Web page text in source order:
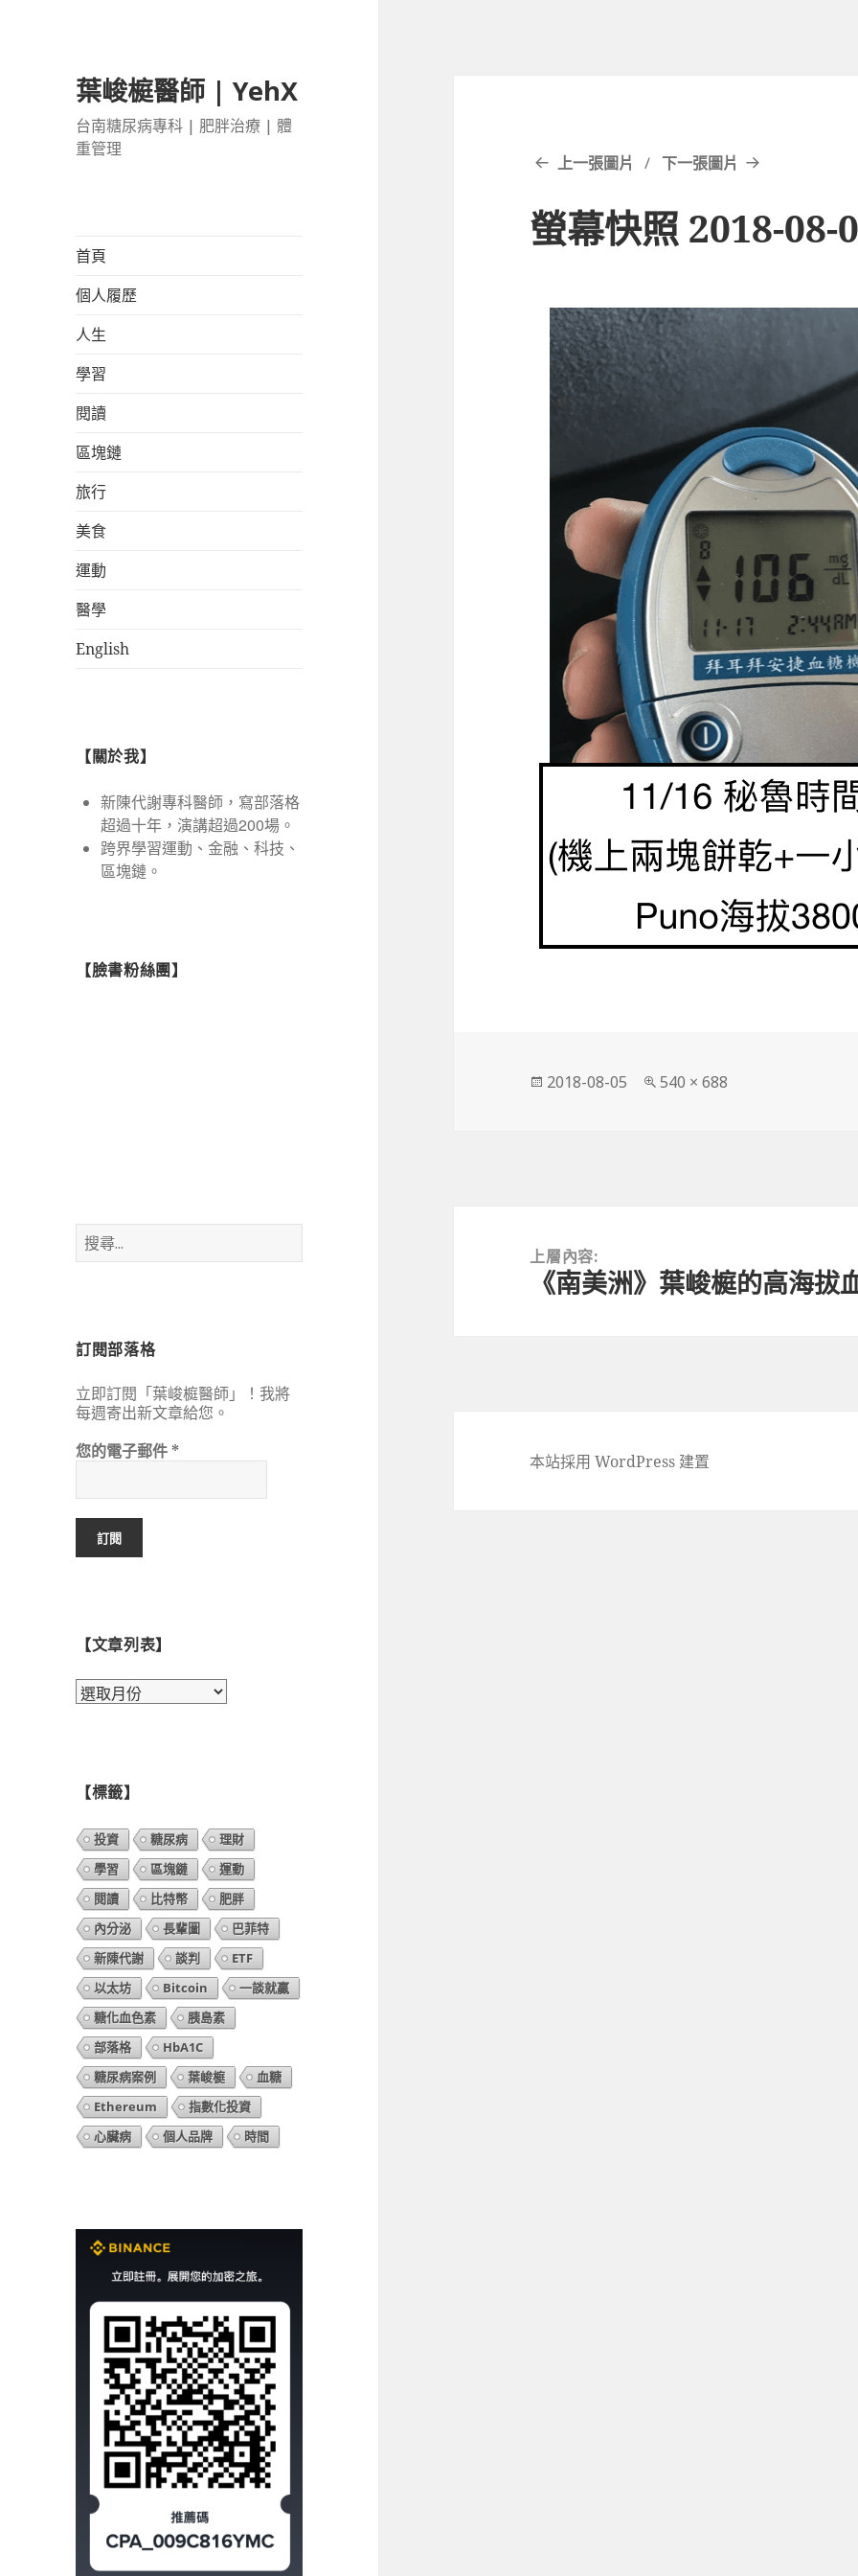
葉峻榳醫師 | YehX
台南糖尿病專科 | 肥胖治療 | 體
重管理
首頁
個人履歷
人生
學習
閱讀
區塊鏈
旅行
美食
運動
醫學
English
【關於我】
新陳代謝專科醫師，寫部落格
超過十年，演講超過200場。
跨界學習運動、金融、科技、
區塊鏈。
【臉書粉絲團】
搜
尋
訂閱部落格
立即訂閱「葉峻榳醫師」！我將
每週寄出新文章給您。
您的電子郵件*
【文章列表】
【文
【標籤】
投資 糖尿病
理財
學習
區塊鏈
運動
閱讀
比特幣
肥胖
內分泌
長輩圖
巴菲特
新陳代謝
談判
ETF
以太坊
Bitcoin
一談就贏
糖化血色素
胰島素
部落格
HbA1C
糖尿病案例
葉峻榳
血糖
Ethereum
指數化投資
心臟病
個人品牌 時間
上一張圖片 下一張圖片
螢幕快照 2018-08-
發
2018-08-05
完
540 × 688
上層內容:
《南美洲》葉峻榳的高海拔
本站採用 WordPress 建置